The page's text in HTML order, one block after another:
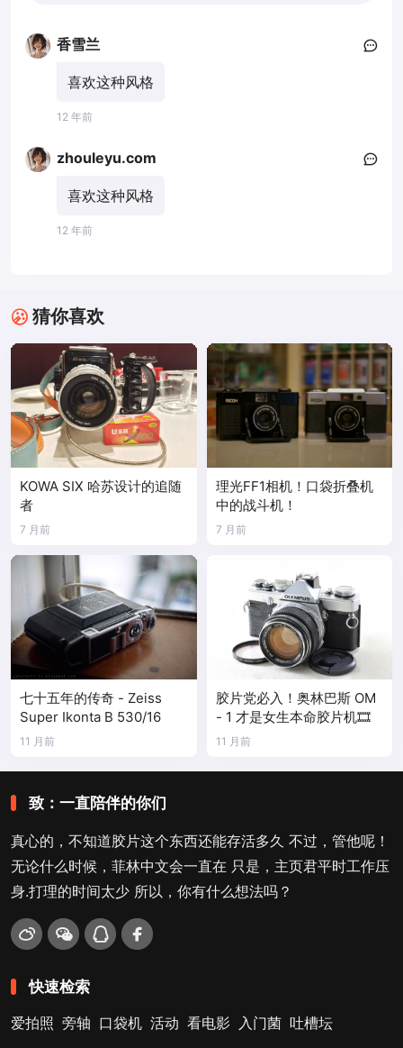
香雪兰
喜欢这种风格
12 年前
zhouleyu.com
喜欢这种风格
12 年前
猜你喜欢
KOWA SIX 哈苏设计的追随
者
7 月前
理光FF1相机！口袋折叠机
中的战斗机！
7 月前
七十五年的传奇 - Zeiss
Super Ikonta B 530/16
11 月前
胶片党必入！奥林巴斯 OM
- 1 才是女生本命胶片机🎞️
11 月前
致：一直陪伴的你们
真心的，不知道胶片这个东西还能存活多久 不过，管他呢！
无论什么时候，菲林中文会一直在 只是，主页君平时工作压
身.打理的时间太少 所以，你有什么想法吗？
快速检索
爱拍照 旁轴 口袋机 活动 看电影 入门菌 吐槽坛